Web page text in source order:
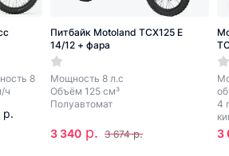
8
ч
р.
Питбайк Motoland TCX125 E
14/12 + фара
Мощность 8 л.с
Объём 125 см³
Полуавтомат
3 340 р. 3 674 р.
4
3